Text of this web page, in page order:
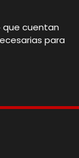
cuentan
para